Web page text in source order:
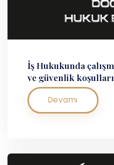
İş Hukukunda
ve güvenlik koşulları
Devamı